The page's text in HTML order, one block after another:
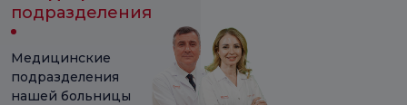
подразделения
Медицинские
подразделения
нашей больницы